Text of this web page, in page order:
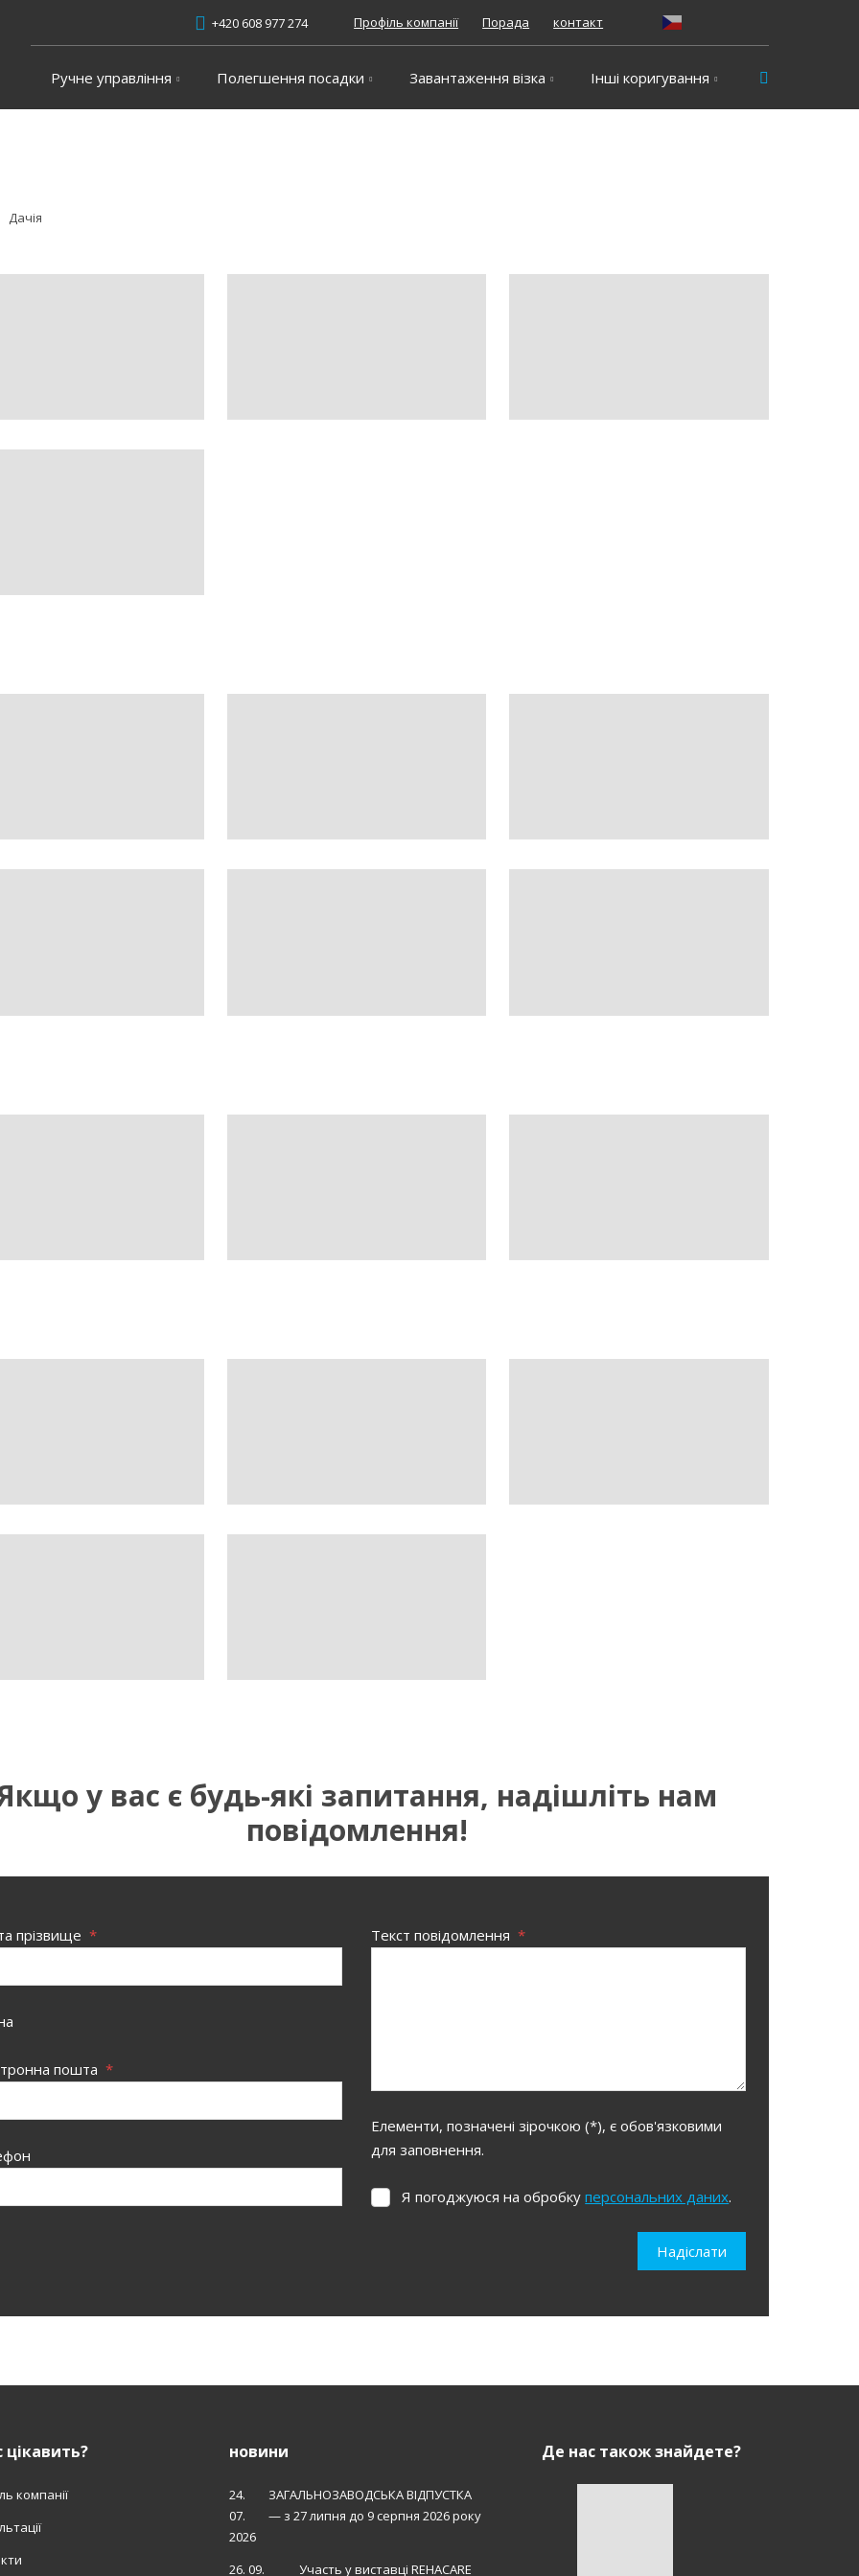
+420 608 977 274 Профіль компанії Порада контакт
Ручне управління Полегшення посадки Завантаження візка Інші коригування
Дачія
у вас є будь-які запитання, надішліть нам
повідомлення!
прізвище *
пошта *
Текст повідомлення *
Елементи, позначені зірочкою (*), є обов'язковими
для заповнення.
Я
Я погоджуюся на обробкуперсональних даних.
Надіслати
компанії
новини
24.
07.
2026
ЗАГАЛЬНОЗАВОДСЬКА ВІДПУСТКА
— з 27 липня до 9 серпня 2026 року
26. 09. Участь у виставці REHACARE
Де нас також знайдете?